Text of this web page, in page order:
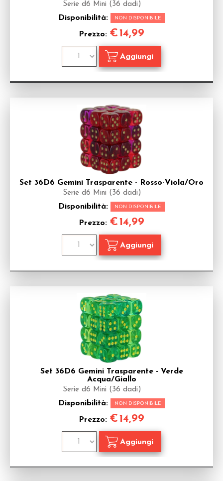
Serie d6 Mini (36 dadi)
Disponibilità: NON DISPONIBILE
Prezzo: €14,99
Set 36D6 Gemini Trasparente - Rosso-Viola/Oro
Serie d6 Mini (36 dadi)
Disponibilità: NON DISPONIBILE
Prezzo: €14,99
Set 36D6 Gemini Trasparente - Verde
Acqua/Giallo
Serie d6 Mini (36 dadi)
Disponibilità: NON DISPONIBILE
Prezzo: €14,99